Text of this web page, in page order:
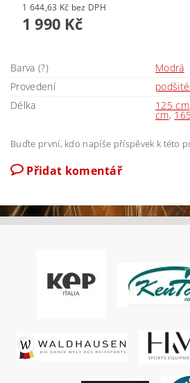
1 644,63 Kč bez DPH
1 990 Kč
Barva (?)
Modrá
Provedení
Délka
125 cm,
cm,
Buďte první, kdo napíše příspěvek k této
Přidat komentář